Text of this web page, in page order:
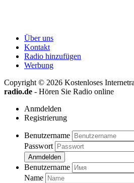
Über uns
Kontakt
Radio hinzufügen
Werbung
Copyright © 2026 Kostenloses
radio.de - Hören Sie Radio online
Anmdelden
Registrierung
Benutzername
Passwort
Anmdelden
Benutzername
Name